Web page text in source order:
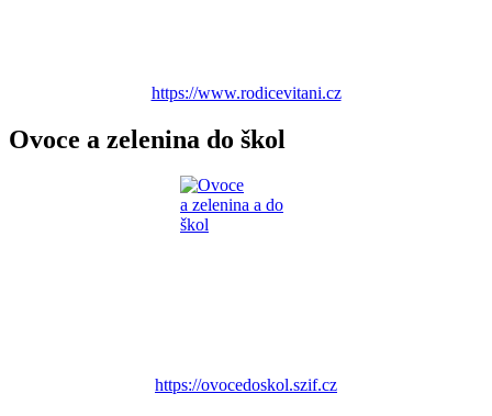
https://www.rodicevitani.cz
Ovoce a zelenina do škol
https://ovocedoskol.szif.cz